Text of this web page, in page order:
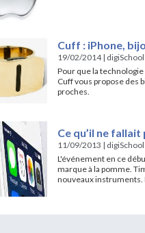
Cuff : iPhone,
19/02/2014|
Pour que la
Cuff vous propose des
proches.
Ce qu’il ne
11/09/2013 |
L'événement en ce
marque à la pomme.
nouveaux instruments.